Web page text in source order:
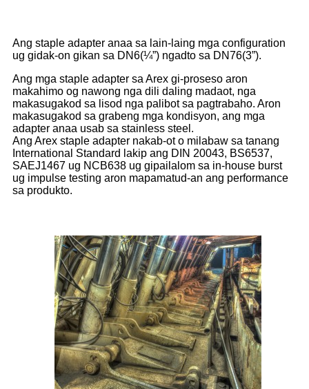
Ang staple adapter anaa sa lain-laing mga configuration
ug gidak-on gikan sa DN6(¼”) ngadto sa DN76(3”).
Ang mga staple adapter sa Arex gi-proseso aron
makahimo og nawong nga dili daling madaot, nga
makasugakod sa lisod nga palibot sa pagtrabaho. Aron
makasugakod sa grabeng mga kondisyon, ang mga
adapter anaa usab sa stainless steel.
Ang Arex staple adapter nakab-ot o milabaw sa tanang
International Standard lakip ang DIN 20043, BS6537,
SAEJ1467 ug NCB638 ug gipailalom sa in-house burst
ug impulse testing aron mapamatud-an ang performance
sa produkto.